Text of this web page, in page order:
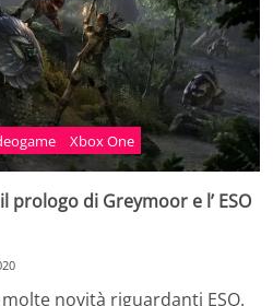
Xbox One
prologo di Greymoor e l’ ESO
novità riguardanti ESO.